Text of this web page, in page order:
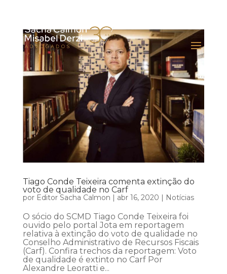
Tiago Conde Teixeira comenta extinção do
voto de qualidade no Carf
por Editor Sacha Calmon | abr 16, 2020 | Notícias
O sócio do SCMD Tiago Conde Teixeira foi
ouvido pelo portal Jota em reportagem
relativa à extinção do voto de qualidade no
Conselho Administrativo de Recursos Fiscais
(Carf). Confira trechos da reportagem: Voto
de qualidade é extinto no Carf Por
Alexandre Leoratti e...